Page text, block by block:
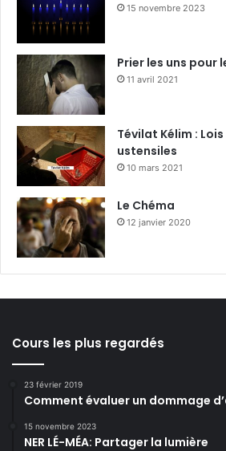
15 novembre 2023
Prier les uns pour
11 avril 2021
Tévilat Kélim :
ustensiles
10 mars 2021
Le Chéma
12 janvier 2020
Cours les plus regardés
23 février 2019
Comment évaluer un dommage
15 novembre 2023
NER LÉ-MÉA: Partager la lumière